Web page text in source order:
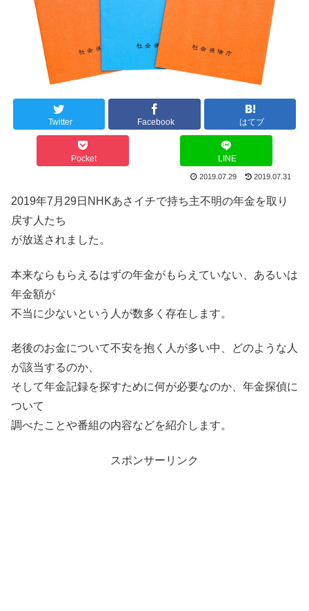
Twitter Facebook はてブ
Pocket LINE
2019.07.29 2019.07.31
2019年7月29日NHKあさイチで持ち主不明の年金を取り
戻す人たち
が放送されました。
本来ならもらえるはずの年金がもらえていない、あるいは
年金額が
不当に少ないという人が数多く存在します。
老後のお金について不安を抱く人が多い中、どのような人
が該当するのか、
そして年金記録を探すために何が必要なのか、年金探偵に
ついて
調べたことや番組の内容などを紹介します。
スポンサーリンク